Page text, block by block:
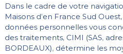
Dans le cadre de votre
Maisons d’en France Sud
données personnelles vous
des traitements, CIMI (SAS,
BORDEAUX), détermine les